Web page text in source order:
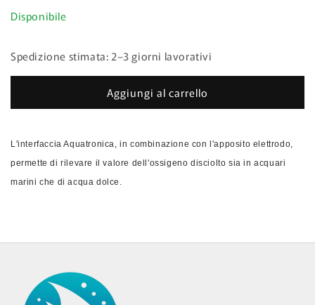
modale
listino
Disponibile
Spedizione stimata: 2–3 giorni lavorativi
Aggiungi al carrello
L'interfaccia Aquatronica, in combinazione con l'apposito elettrodo,
permette di rilevare il valore dell'ossigeno disciolto sia in acquari
marini che di acqua dolce.